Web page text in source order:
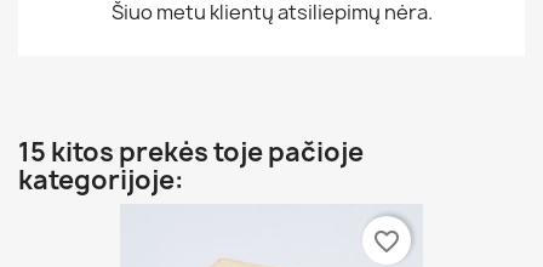
Šiuo metu klientų atsiliepimų nėra.
15 kitos prekės toje pačioje
kategorijoje:
favorite_border